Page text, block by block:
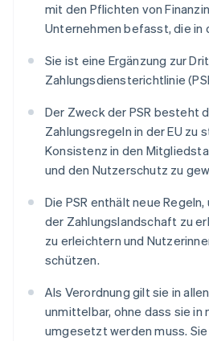
mit den Pflichten von
Unternehmen befasst, die in
Sie ist eine Ergänzung zur
Zahlungsdiensterichtlinie
Der Zweck der PSR besteht
Zahlungsregeln in der EU zu
Konsistenz in den
und den Nutzerschutz zu
Die PSR enthält neue
der Zahlungslandschaft zu
zu erleichtern und
schützen.
Als Verordnung gilt sie in
unmittelbar, ohne dass sie in
umgesetzt werden muss.